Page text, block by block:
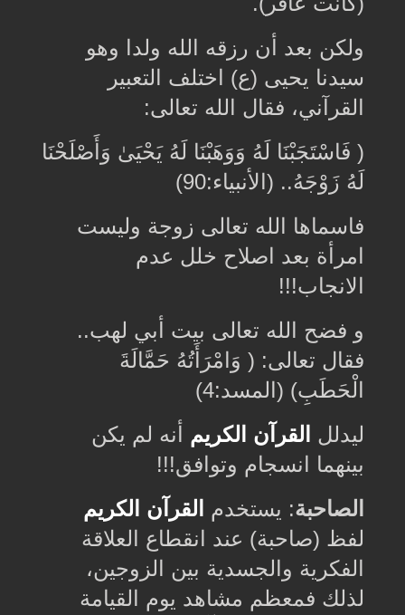
ولكن بعد أن رزقه الله ولدا وهو
سيدنا يحيى (ع) اختلف التعبير
القرآني، فقال الله تعالى:
‏( فَاسْتَجَبْنَا لَهُ وَوَهَبْنَا لَهُ يَحْيَىٰ وَأَصْلَحْنَا
لَهُ زَوْجَهُ.. (الأنبياء:90)
فاسماها الله تعالى زوجة وليست
امرأة بعد اصلاح خلل عدم
الانجاب!!!
ﻭ ﻓﻀﺢ الله تعالى بيت ﺃبي ﻟﻬﺐ..
ﻓﻘﺎﻝ ﺗﻌﺎﻟﻰ: ‏( وَامْرَأَتُهُ حَمَّالَةَ
الْحَطَبِ) (المسد:4)
ليدلل القرآن الكريم أنه لم يكن
بينهما انسجام وتوافق!!!
الصاحبة: يستخدم
القرآن الكريم
لفظ (صاحبة) عند انقطاع العلاقة
الفكرية والجسدية بين الزوجين،
لذلك فمعظم مشاهد يوم القيامة